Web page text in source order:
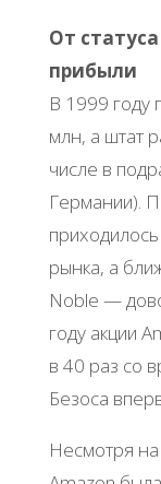
От
прибыли
В 1999 году
млн, а штат
числе в
Германии).
рынка, а
Noble —
году акции
в 40 раз со
Безоса
Несмотря